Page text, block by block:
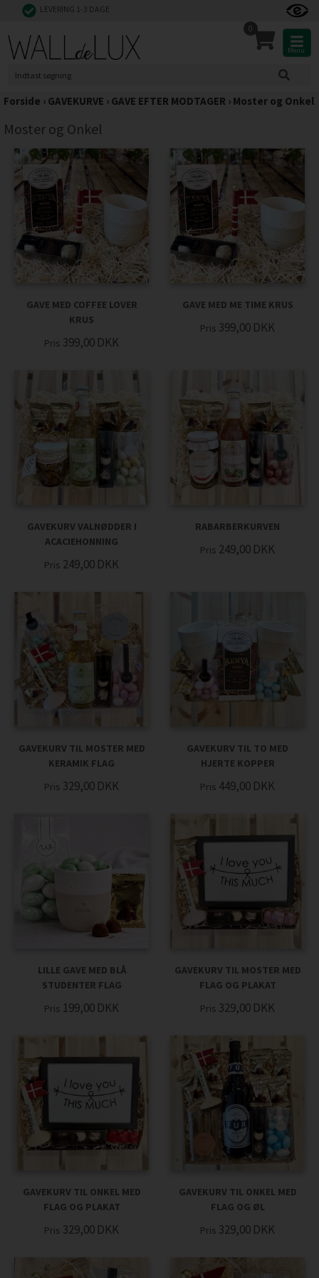
LEVERING 1-3 DAGE
0
Menu
Forside › GAVEKURVE › GAVE EFTER MODTAGER › Moster og Onkel
Moster og Onkel
GAVE MED COFFEE LOVER
KRUS
Pris 399,00 DKK
GAVE MED ME TIME KRUS
Pris 399,00 DKK
GAVEKURV VALNØDDER I
ACACIEHONNING
Pris 249,00 DKK
RABARBERKURVEN
Pris 249,00 DKK
GAVEKURV TIL MOSTER MED
KERAMIK FLAG
Pris 329,00 DKK
GAVEKURV TIL TO MED
HJERTE KOPPER
Pris 449,00 DKK
LILLE GAVE MED BLÅ
STUDENTER FLAG
Pris 199,00 DKK
GAVEKURV TIL MOSTER MED
FLAG OG PLAKAT
Pris 329,00 DKK
GAVEKURV TIL ONKEL MED
FLAG OG PLAKAT
Pris 329,00 DKK
GAVEKURV TIL ONKEL MED
FLAG OG ØL
Pris 329,00 DKK